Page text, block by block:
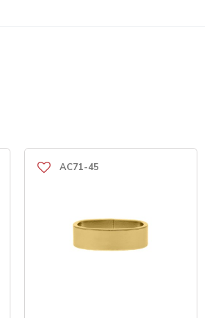
AC71-45